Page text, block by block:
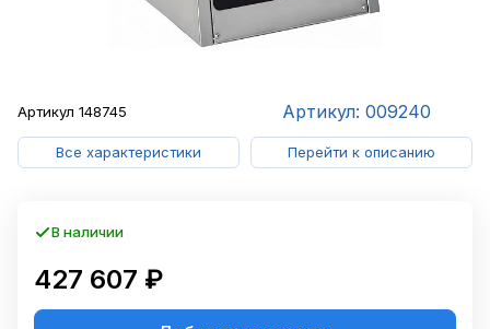
Артикул 148745 Артикул: 009240
Все характеристики Перейти к описанию
В наличии
427 607 ₽